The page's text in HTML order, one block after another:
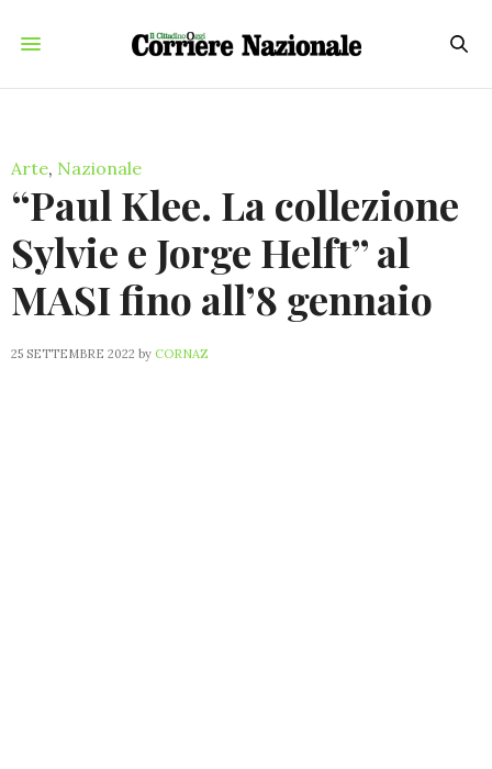
Arte, Nazionale
“Paul Klee. La collezione
Sylvie e Jorge Helft” al
MASI fino all’8 gennaio
25 SETTEMBRE 2022 by CORNAZ